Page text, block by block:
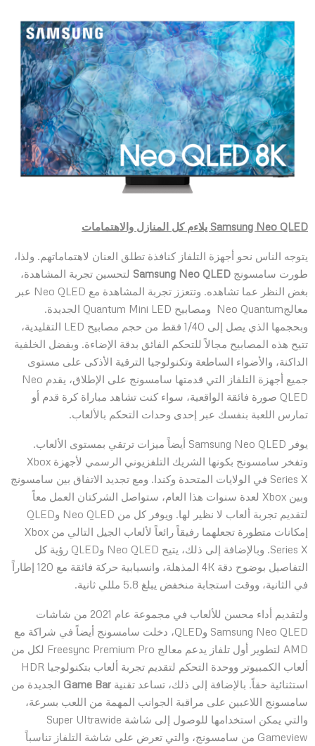
Samsung Neo QLED يلاءم كل المنازل والاهتمامات
يتوجه الناس نحو أجهزة التلفاز كنافذة تطلق العنان لاهتماماتهم. ولذا،
طورت سامسونج Samsung Neo QLED لتحسين تجربة المشاهدة،
بغض النظر عما تشاهده. وتتعزز تجربة المشاهدة مع Neo QLED عبر
معالجNeo Quantum ومصابيح Quantum Mini LED الجديدة.
وبحجمها الذي يصل إلى 1/40 فقط من حجم مصابيح LED التقليدية،
تتيح هذه المصابيح مجالاً للتحكم الفائق بدقة الإضاءة. وبفضل الخلفية
الداكنة، والأضواء الساطعة وتكنولوجيا الترقية الأذكى على مستوى
جميع أجهزة التلفاز التي قدمتها سامسونج على الإطلاق، يقدم Neo
QLED صورة فائقة الواقعية، سواء كنت تشاهد مباراة كرة قدم أو
تمارس اللعبة بنفسك عبر إحدى وحدات التحكم بالألعاب.
يوفر Samsung Neo QLED أيضاً ميزات ترتقي بمستوى الألعاب.
وتفخر سامسونج بكونها الشريك التلفزيوني الرسمي لأجهزة Xbox
Series X في الولايات المتحدة وكندا. ومع تجديد الاتفاق بين سامسونج
وبين Xbox لعدة سنوات هذا العام، ستواصل الشركتان العمل معاً
لتقديم تجربة ألعاب لا نظير لها. ويوفر كل من Neo QLED وQLED
إمكانات متطورة تجعلهما رفيقاً رائعاً لألعاب الجيل التالي من Xbox
Series X. وبالإضافة إلى ذلك، يتيح Neo QLED وQLED رؤية كل
التفاصيل بوضوح دقة 4K المذهلة، وانسيابية حركة فائقة مع 120 إطاراً
في الثانية، ووقت استجابة منخفض يبلغ 5.8 مللي ثانية.
ولتقديم أداء محسن للألعاب في مجموعة عام 2021 من شاشات
Samsung Neo QLED وQLED، دخلت سامسونج أيضاً في شراكة مع
AMD لتطوير أول تلفاز يدعم معالج Freesync Premium Pro لكل من
ألعاب الكمبيوتر ووحدة التحكم لتقديم تجربة ألعاب بتكنولوجيا HDR
استثنائية حقاً. بالإضافة إلى ذلك، تساعد تقنية Game Bar الجديدة من
سامسونج اللاعبين على مراقبة الجوانب المهمة من اللعب بسرعة،
والتي يمكن استخدامها للوصول إلى شاشة Super Ultrawide
Gameview من سامسونج، والتي تعرض على شاشة التلفاز تناسباً